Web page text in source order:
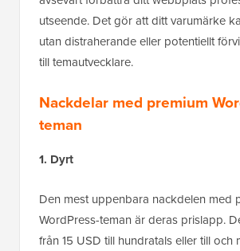
utseende. Det gör att ditt varumärke
utan distraherande eller potentiellt
till temautvecklare.
Nackdelar med premium
teman
1. Dyrt
Den mest uppenbara nackdelen med
WordPress-teman är deras prislapp.
från 15 USD till hundratals eller till och